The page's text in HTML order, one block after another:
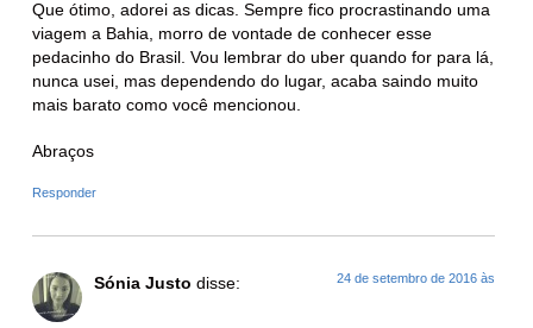
Que ótimo, adorei as dicas. Sempre fico procrastinando uma
viagem a Bahia, morro de vontade de conhecer esse
pedacinho do Brasil. Vou lembrar do uber quando for para lá,
nunca usei, mas dependendo do lugar, acaba saindo muito
mais barato como você mencionou.
Abraços
Responder
Sónia Justo disse: 24 de setembro de 2016 às